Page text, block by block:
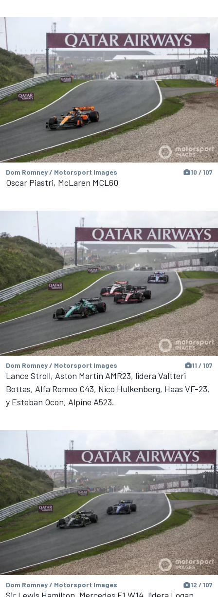
Dom Romney / Motorsport Images 10 / 107
Oscar Piastri, McLaren MCL60
Dom Romney / Motorsport Images 11 / 107
Lance Stroll, Aston Martin AMR23, lidera Valtteri
Bottas, Alfa Romeo C43, Nico Hulkenberg, Haas VF-23,
y Esteban Ocon, Alpine A523.
Dom Romney / Motorsport Images 12 / 107